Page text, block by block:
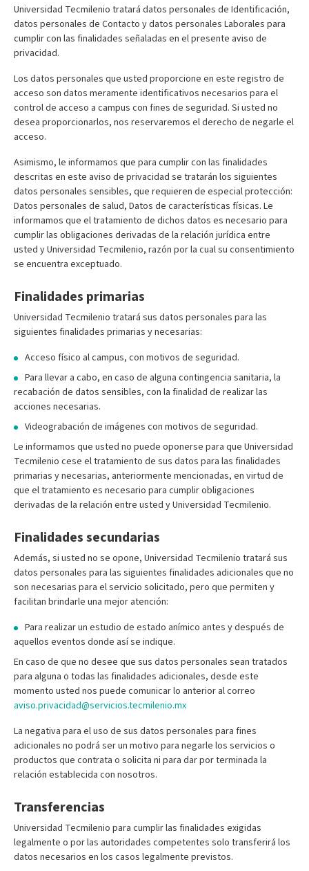
Universidad Tecmilenio tratará datos personales de Identificación,
datos personales de Contacto y datos personales Laborales para
cumplir con las finalidades señaladas en el presente aviso de
privacidad.
Los datos personales que usted proporcione en este registro de
acceso son datos meramente identificativos necesarios para el
control de acceso a campus con fines de seguridad. Si usted no
desea proporcionarlos, nos reservaremos el derecho de negarle el
acceso.
Asimismo, le informamos que para cumplir con las finalidades
descritas en este aviso de privacidad se tratarán los siguientes
datos personales sensibles, que requieren de especial protección:
Datos personales de salud, Datos de características físicas. Le
informamos que el tratamiento de dichos datos es necesario para
cumplir las obligaciones derivadas de la relación jurídica entre
usted y Universidad Tecmilenio, razón por la cual su consentimiento
se encuentra exceptuado.
Finalidades primarias
Universidad Tecmilenio tratará sus datos personales para las
siguientes finalidades primarias y necesarias:
Acceso físico al campus, con motivos de seguridad.
Para llevar a cabo, en caso de alguna contingencia sanitaria, la
recabación de datos sensibles, con la finalidad de realizar las
acciones necesarias.
Videograbación de imágenes con motivos de seguridad.
Le informamos que usted no puede oponerse para que Universidad
Tecmilenio cese el tratamiento de sus datos para las finalidades
primarias y necesarias, anteriormente mencionadas, en virtud de
que el tratamiento es necesario para cumplir obligaciones
derivadas de la relación entre usted y Universidad Tecmilenio.
Finalidades secundarias
Además, si usted no se opone, Universidad Tecmilenio tratará sus
datos personales para las siguientes finalidades adicionales que no
son necesarias para el servicio solicitado, pero que permiten y
facilitan brindarle una mejor atención:
Para realizar un estudio de estado anímico antes y después de
aquellos eventos donde así se indique.
En caso de que no desee que sus datos personales sean tratados
para alguna o todas las finalidades adicionales, desde este
momento usted nos puede comunicar lo anterior al correo
aviso.privacidad@servicios.tecmilenio.mx
La negativa para el uso de sus datos personales para fines
adicionales no podrá ser un motivo para negarle los servicios o
productos que contrata o solicita ni para dar por terminada la
relación establecida con nosotros.
Transferencias
Universidad Tecmilenio para cumplir las finalidades exigidas
legalmente o por las autoridades competentes solo transferirá los
datos necesarios en los casos legalmente previstos.